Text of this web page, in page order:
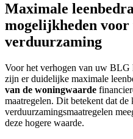
Maximale
mogelijkheden
verduurzaming
Voor het verhogen van uw
zijn er duidelijke maximale
van de woningwaarde
maatregelen. Dit betekent dat de
verduurzamingsmaatregelen
deze hogere waarde.